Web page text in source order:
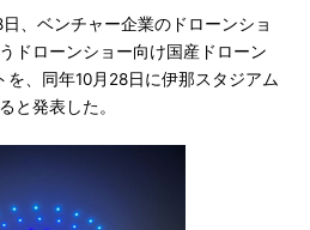
、ベンチャー企業のドローンショ
ドローンショー向け国産ドローン
を、同年10月28日に伊那スタジアム
と発表した。